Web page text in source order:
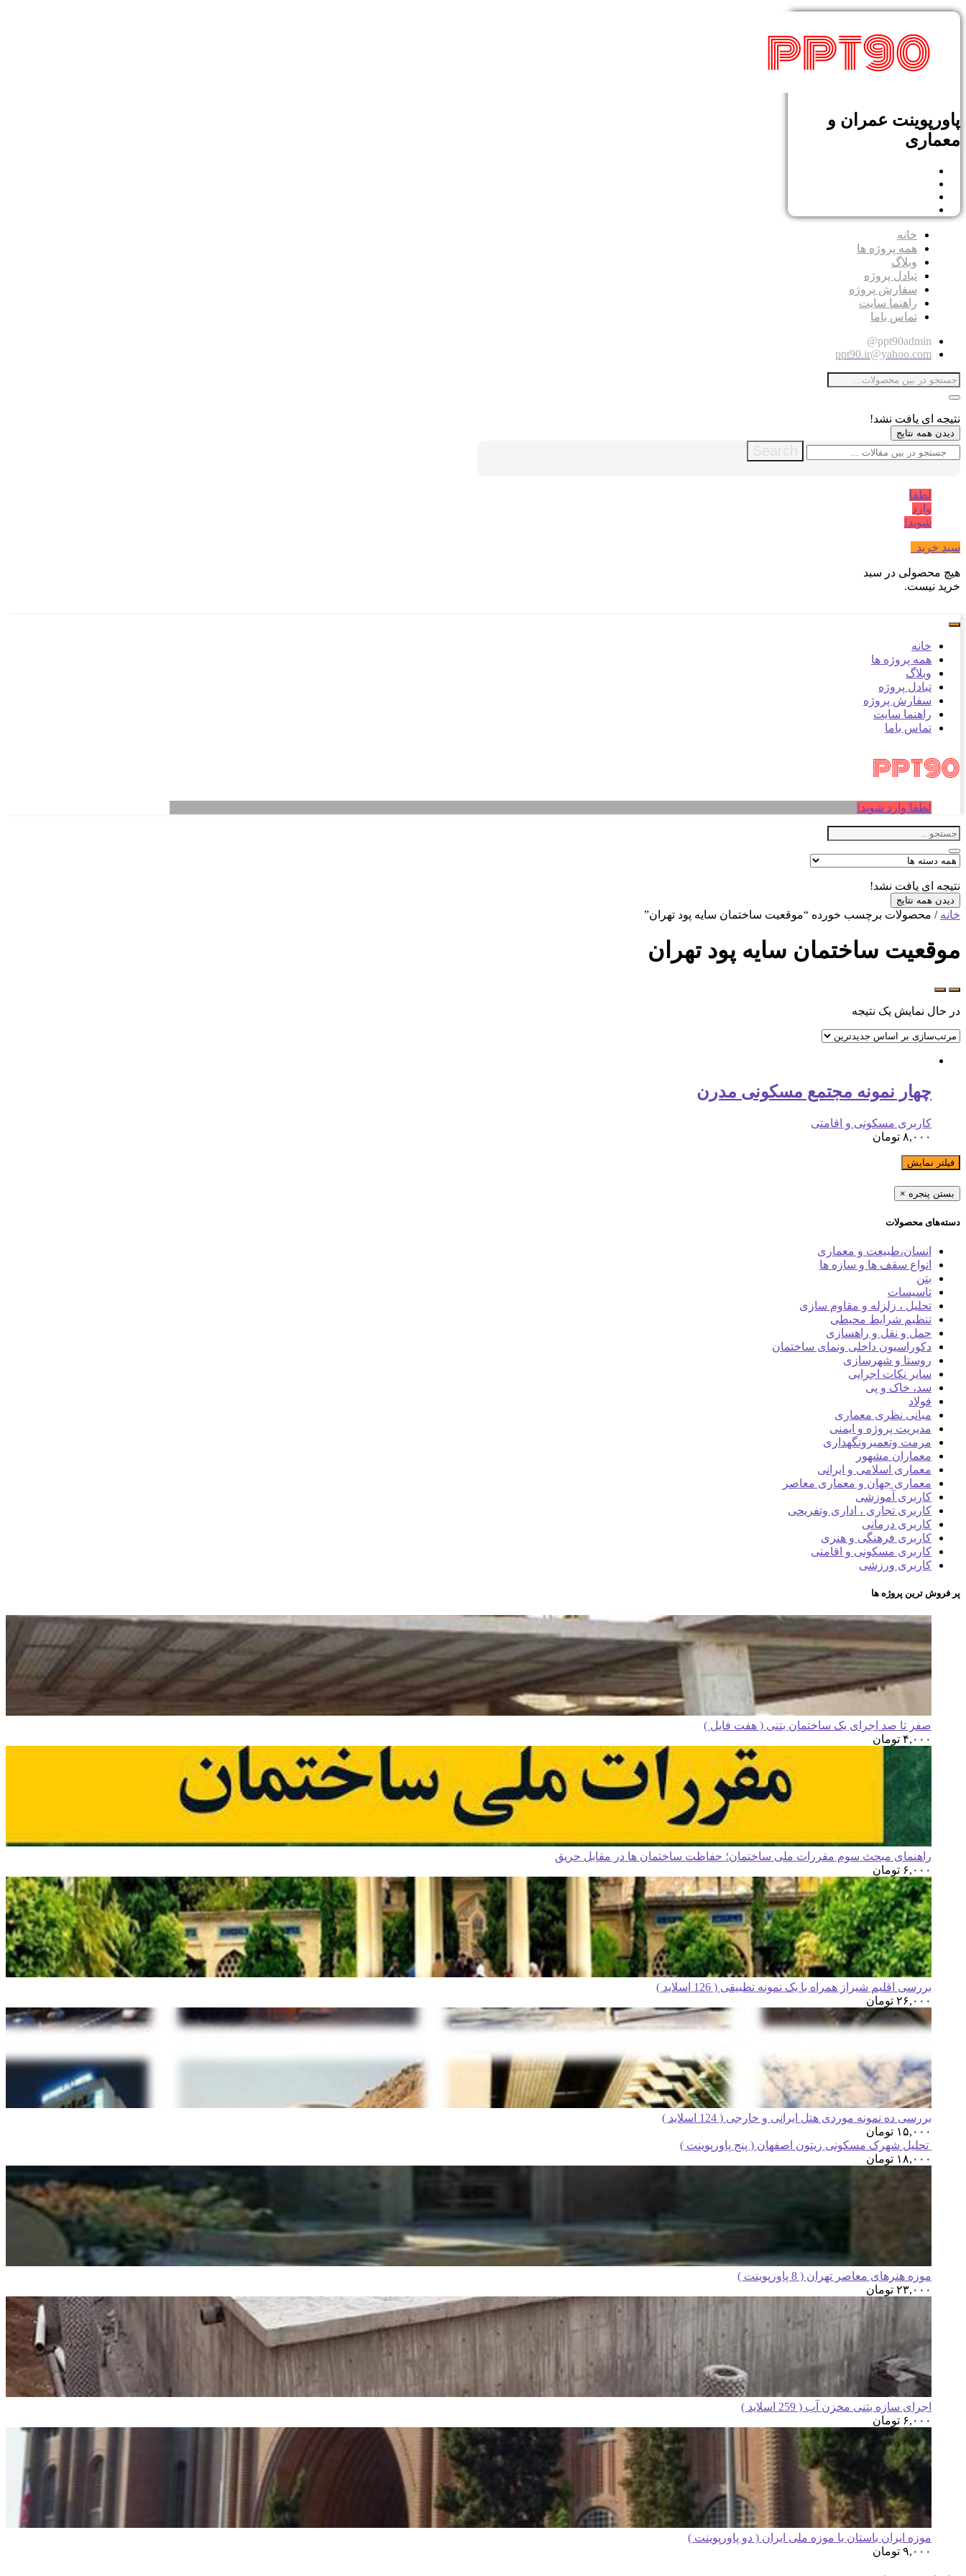
پاورپوینت عمران و
معماری
خانه
همه پروژه ها
وبلاگ
تبادل پروژه
سفارش پروژه
راهنما سایت
تماس باما
ppt90admin@
ppt90.ir@yahoo.com
نتیجه ای یافت نشد!
دیدن همه نتایج
Search
لطفا
وارد
شوید!
سبد خرید
هیچ محصولی در سبد
خرید نیست.
خانه
همه پروژه ها
وبلاگ
تبادل پروژه
سفارش پروژه
راهنما سایت
تماس باما
لطفا وارد شوید!
نتیجه ای یافت نشد!
دیدن همه نتایج
خانه / محصولات برچسب خورده “موقعیت ساختمان سایه پود تهران”
موقعیت ساختمان سایه پود تهران
در حال نمایش یک نتیجه
چهار نمونه مجتمع مسکونی مدرن
کاربری مسکونی و اقامتی
۸,۰۰۰ تومان
فیلتر نمایش
بستن پنجره ×
دسته‌های محصولات
انسان،طبیعت و معماری
انواع سقف ها و سازه ها
بتن
تاسیسات
تحلیل ، زلزله و مقاوم سازی
تنظیم شرایط محیطی
حمل و نقل و راهسازی
دکوراسیون داخلی ونمای ساختمان
روستا و شهرسازی
سایر نکات اجرایی
سد، خاک و پی
فولاد
مبانی نظری معماری
مدیریت پروژه و ایمنی
مرمت وتعمیرونگهداری
معماران مشهور
معماری اسلامی و ایرانی
معماری جهان و معماری معاصر
کاربری آموزشی
کاربری تجاری ، اداری وتفریحی
کاربری درمانی
کاربری فرهنگی و هنری
کاربری مسکونی و اقامتی
کاربری ورزشی
پر فروش ترین پروژه ها
صفر تا صد اجرای یک ساختمان بتنی ( هفت فایل )
۴,۰۰۰ تومان
راهنمای مبحث سوم مقررات ملی ساختمان؛ حفاظت ساختمان ها در مقابل حریق
۶,۰۰۰ تومان
بررسی اقلیم شیراز همراه با یک نمونه تطبیقی ( 126 اسلاید )
۲۶,۰۰۰ تومان
بررسی ده نمونه موردی هتل ایرانی و خارجی ( 124 اسلاید )
۱۵,۰۰۰ تومان
تحلیل شهرک مسکونی زیتون اصفهان ( پنج پاورپوینت )
۱۸,۰۰۰ تومان
موزه هنرهای معاصر تهران ( 8 پاورپوینت )
۲۳,۰۰۰ تومان
اجرای سازه بتنی مخزن آب ( 259 اسلاید )
۶,۰۰۰ تومان
موزه ایران باستان یا موزه ملی ایران ( دو پاورپوینت )
۹,۰۰۰ تومان